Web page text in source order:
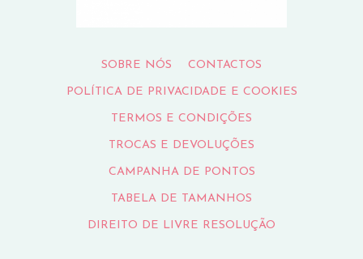
SOBRE NÓS CONTACTOS
POLÍTICA DE PRIVACIDADE E COOKIES
TERMOS E CONDIÇÕES
TROCAS E DEVOLUÇÕES
CAMPANHA DE PONTOS
TABELA DE TAMANHOS
DIREITO DE LIVRE RESOLUÇÃO